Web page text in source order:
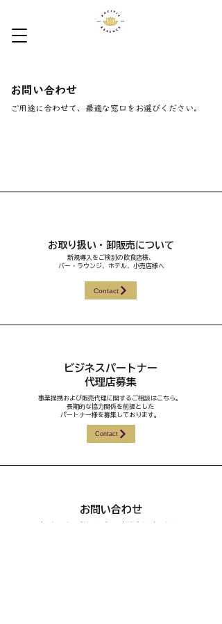
お問い合わせ
​ご用途に合わせて、最適な窓口をお選びください。
お取り扱い・卸販売について
新規導入をご検討の飲食店様、
バー・ラウンジ、ホテル、小売店様へ
Contact
ビジネスパートナー
代理店募集
​事業提携および販売代理に関するご相談はこちら。
長期的な協力関係を前提とした
パートナー様を募集しております。
Contact
お問い合わせ